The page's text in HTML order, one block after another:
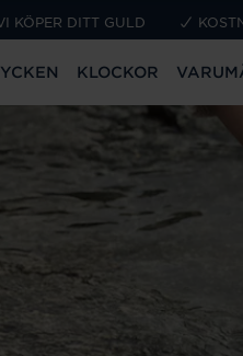
KÖPER DITT GULD
KLOCKOR